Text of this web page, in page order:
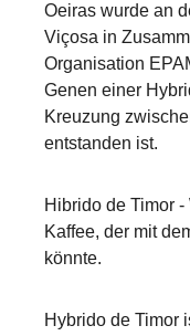
Oeiras wurde an
Viçosa in
Organisation
Genen einer
Kreuzung
entstanden ist.
Hibrido de Timor
Kaffee, der mit
könnte.
Hybrido de Timor